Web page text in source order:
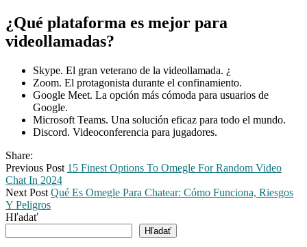
¿Qué plataforma es mejor para
videollamadas?
Skype. El gran veterano de la videollamada. ¿
Zoom. El protagonista durante el confinamiento.
Google Meet. La opción más cómoda para usuarios de
Google.
Microsoft Teams. Una solución eficaz para todo el mundo.
Discord. Videoconferencia para jugadores.
Share:
Previous Post 15 Finest Options To Omegle For Random Video
Chat In 2024
Next Post Qué Es Omegle Para Chatear: Cómo Funciona, Riesgos
Y Peligros
Hľadať
Hľadať